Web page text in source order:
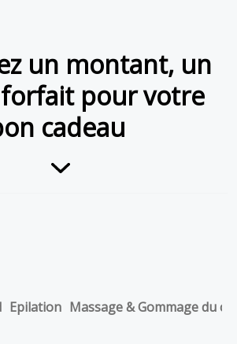
un montant, un
pour votre
cadeau
Epilation Massage & Gommage du